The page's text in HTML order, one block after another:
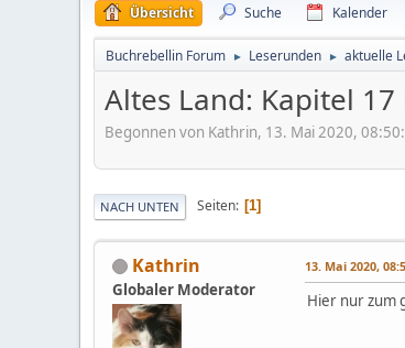
Übersicht Suche Kalender
Buchrebellin Forum ► Leserunden ► aktuelle
Altes Land: Kapitel 17
Begonnen von Kathrin, 13. Mai 2020,
NACH UNTEN Seiten 1
Kathrin
Globaler Moderator
13. Mai 2020,
Hier nur zum